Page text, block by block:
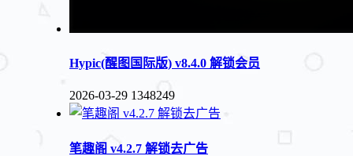
Hypic(醒图国际版) v8.4.0 解锁会员
2026-03-29 1348249
笔趣阁 v4.2.7 解锁去广告